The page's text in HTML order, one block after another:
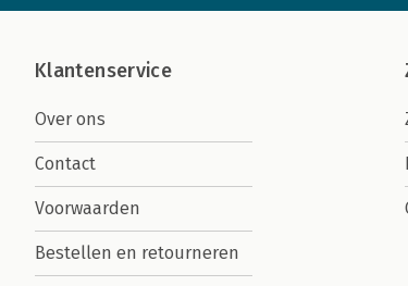
Klantenservice
Over ons
Contact
Voorwaarden
Bestellen en retourneren